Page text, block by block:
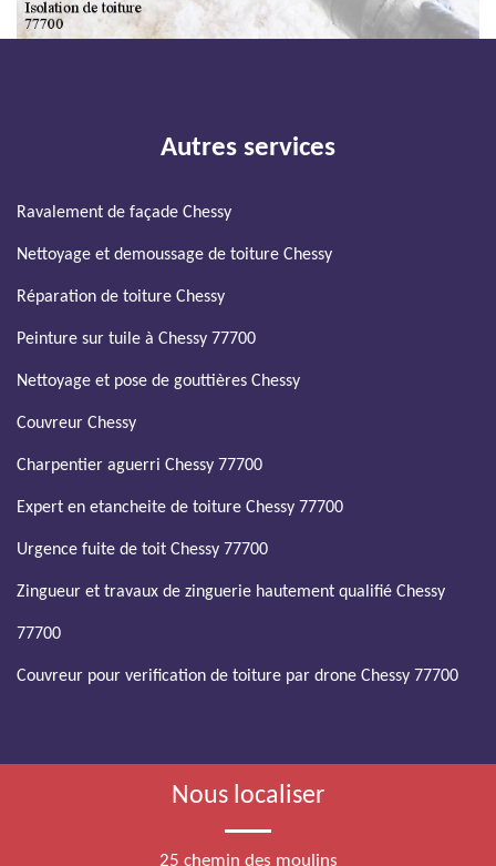
Autres services
Ravalement de façade Chessy
Nettoyage et demoussage de toiture Chessy
Réparation de toiture Chessy
Peinture sur tuile à Chessy 77700
Nettoyage et pose de gouttières Chessy
Couvreur Chessy
Charpentier aguerri Chessy 77700
Expert en etancheite de toiture Chessy 77700
Urgence fuite de toit Chessy 77700
Zingueur et travaux de zinguerie hautement qualifié Chessy
77700
Couvreur pour verification de toiture par drone Chessy 77700
Nous localiser
25 chemin des moulins